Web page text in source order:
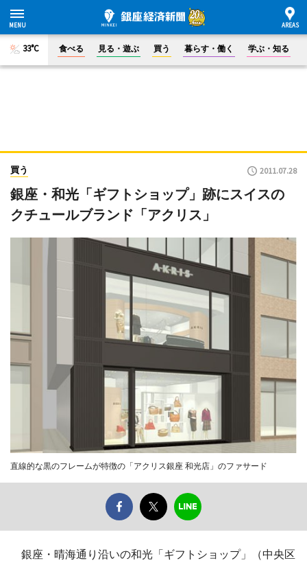
33°C 食べる 見る・遊ぶ 買う 暮らす・働く 学ぶ・知る
買う 2011.07.28
銀座・和光「ギフトショップ」跡にスイスの
クチュールブランド「アクリス」
直線的な黒のフレームが特徴の「アクリス銀座 和光店」のファサード
銀座・晴海通り沿いの和光「ギフトショップ」（中央区